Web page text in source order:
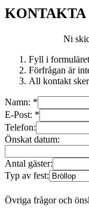
KONTAKTA
Ni
Fyll i
Förfrågan är
All kontakt
Namn: *
E-Post: *
Telefon:
Önskat datum:
Antal gäster:
Typ av fest:
Övriga frågor och